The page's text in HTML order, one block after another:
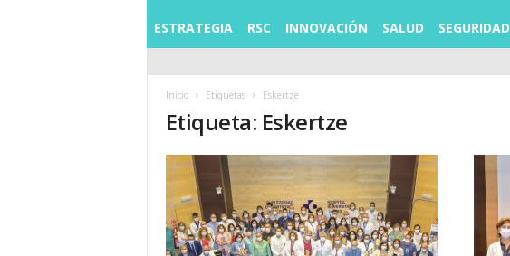
A
ESTRATEGIA RSC INNOVACIÓN SALUD SEGURIDAD
Inicio Etiquetas Eskertze
Etiqueta: Eskertze